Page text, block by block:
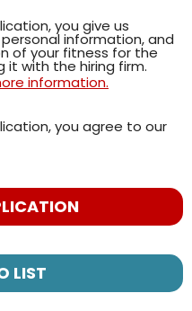
you give us
information, and
of your fitness for the
it with the hiring firm.
information.
you agree to our
LIST